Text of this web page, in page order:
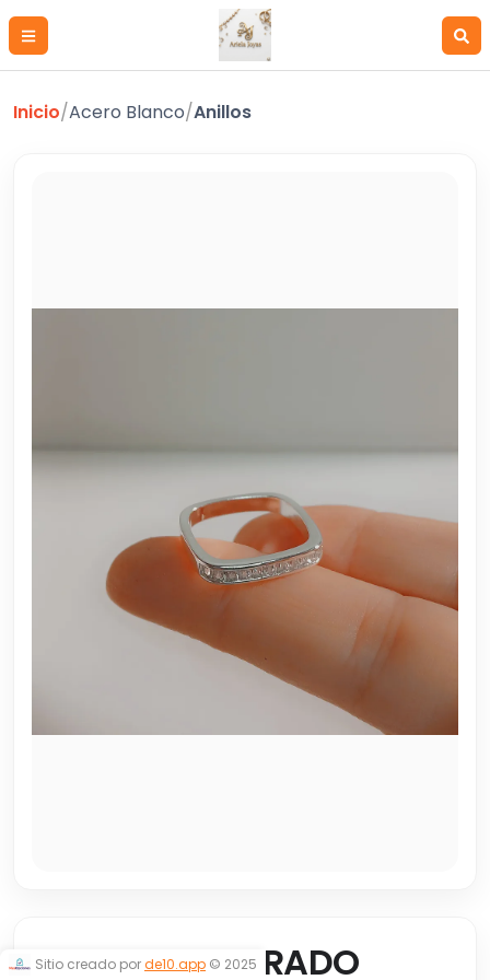
Inicio/Acero Blanco/Anillos
ANILLO CUADRADO
Sitio creado porde10.app © 2025